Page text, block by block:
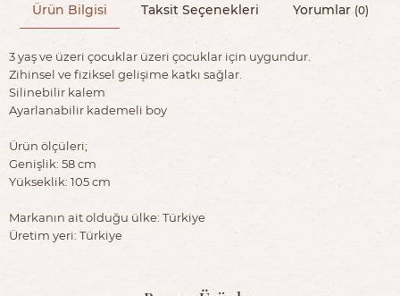
Ürün Bilgisi Taksit Seçenekleri Yorumlar (0)
3 yaş ve üzeri çocuklar üzeri çocuklar için uygundur.
Zihinsel ve fiziksel gelişime katkı sağlar.
Silinebilir kalem
Ayarlanabilir kademeli boy
Ürün ölçüleri;
Genişlik: 58 cm
Yükseklik: 105 cm
Markanın ait olduğu ülke: Türkiye
Üretim yeri: Türkiye